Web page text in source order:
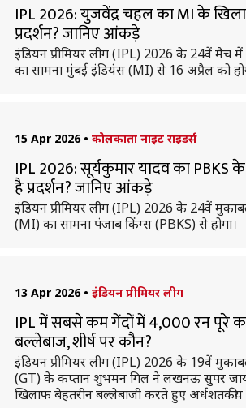
IPL 2026: युजवेंद्र चहल का MI के
प्रदर्शन? जानिए आंकड़े
इंडियन प्रीमियर लीग (IPL) 2026 के 24वें मैच
का सामना मुंबई इंडियंस (MI) से 16 अप्रैल को
15 Apr 2026 • कोलकाता नाइट राइडर्स
IPL 2026: सूर्यकुमार यादव का PBKS
है प्रदर्शन? जानिए आंकड़े
इंडियन प्रीमियर लीग (IPL) 2026 के 24वें
(MI) का सामना पंजाब किंग्स (PBKS) से होगा।
13 Apr 2026 • इंडियन प्रीमियर लीग
IPL में सबसे कम गेंदों में 4,000 रन पूरे
बल्लेबाज, शीर्ष पर कौन?
इंडियन प्रीमियर लीग (IPL) 2026 के 19वें
(GT) के कप्तान शुभमन गिल ने लखनऊ सुपर
खिलाफ बेहतरीन बल्लेबाजी करते हुए अर्धशतकीय